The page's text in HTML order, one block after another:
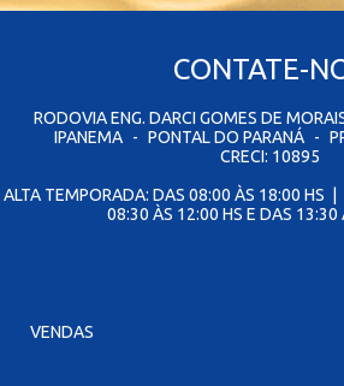
CONTATE-
RODOVIA ENG. DARCI GOMES DE
IPANEMA - PONTAL DO PARANÁ -
CRECI: 10895
ALTA TEMPORADA: DAS 08:00 ÀS 18:00 HS
08:30 ÀS 12:00 HS E DAS 13:30
VENDAS